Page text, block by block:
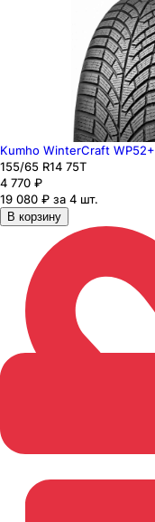
Kumho WinterCraft WP52+
155/65 R14 75T
4 770 ₽
19 080 ₽ за 4 шт.
В корзину